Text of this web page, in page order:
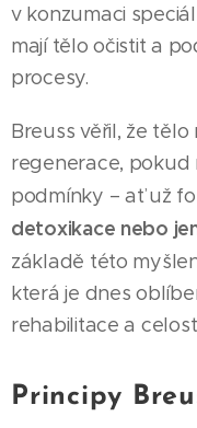
v konzumaci
mají tělo očistit a
procesy.
Breuss věřil, že
regenerace,
podmínky – ať už
detoxikace nebo
základě této
která je dnes
rehabilitace a
Principy